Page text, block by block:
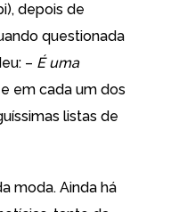
depois de
questionada
– É uma
em cada um dos
listas de
moda. Ainda há